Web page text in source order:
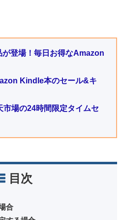
登場！毎日お得なAmazon
Kindle本のセール&キ
場の24時間限定タイムセ
目次
合